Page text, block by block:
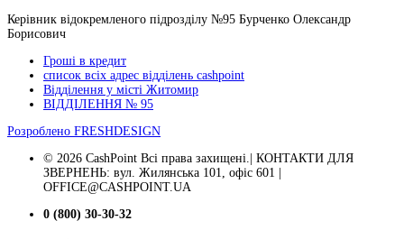
Керівник відокремленого підрозділу №95 Бурченко Олександр
Борисович
Гроші в кредит
список всіх адрес відділень cashpoint
Відділення у місті Житомир
ВІДДІЛЕННЯ № 95
Розроблено FRESHDESIGN
© 2026 CashPoint Всі права захищені.| КОНТАКТИ ДЛЯ
ЗВЕРНЕНЬ: вул. Жилянська 101, офіс 601 |
OFFICE@CASHPOINT.UA
0 (800) 30-30-32